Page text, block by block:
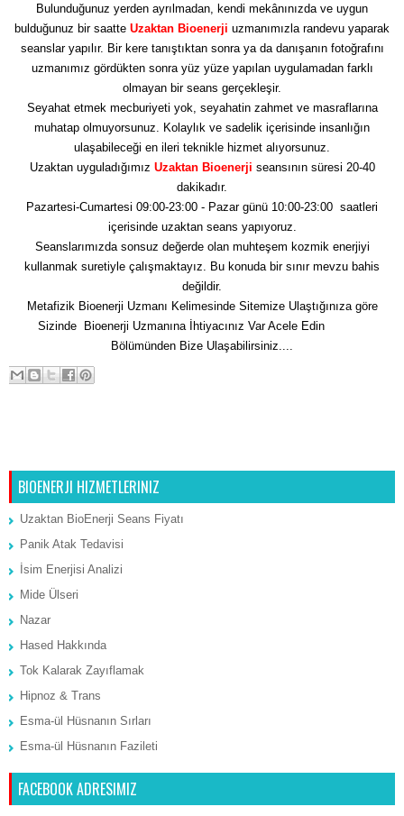
Bulunduğunuz yerden ayrılmadan, kendi mekânınızda ve uygun
bulduğunuz bir saatte Uzaktan Bioenerji uzmanımızla randevu yaparak
seanslar yapılır. Bir kere tanıştıktan sonra ya da danışanın fotoğrafını
uzmanımız gördükten sonra yüz yüze yapılan uygulamadan farklı
olmayan bir seans gerçekleşir.
Seyahat etmek mecburiyeti yok, seyahatin zahmet ve masraflarına
muhatap olmuyorsunuz. Kolaylık ve sadelik içerisinde insanlığın
ulaşabileceği en ileri teknikle hizmet alıyorsunuz.
Uzaktan uyguladığımız Uzaktan Bioenerji seansının süresi 20-40
dakikadır.
Pazartesi-Cumartesi 09:00-23:00 - Pazar günü 10:00-23:00 saatleri
içerisinde uzaktan seans yapıyoruz.
Seanslarımızda sonsuz değerde olan muhteşem kozmik enerjiyi
kullanmak suretiyle çalışmaktayız. Bu konuda bir sınır mevzu bahis
değildir.
Metafizik Bioenerji Uzmanı Kelimesinde Sitemize Ulaştığınıza göre
Sizinde Bioenerji Uzmanına İhtiyacınız Var Acele Edin
Bölümünden Bize Ulaşabilirsiniz....
BIOENERJI HIZMETLERINIZ
Uzaktan BioEnerji Seans Fiyatı
Panik Atak Tedavisi
İsim Enerjisi Analizi
Mide Ülseri
Nazar
Hased Hakkında
Tok Kalarak Zayıflamak
Hipnoz & Trans
Esma-ül Hüsnanın Sırları
Esma-ül Hüsnanın Fazileti
FACEBOOK ADRESIMIZ